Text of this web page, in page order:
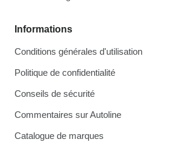
Informations
Conditions générales d'utilisation
Politique de confidentialité
Conseils de sécurité
Commentaires sur Autoline
Catalogue de marques